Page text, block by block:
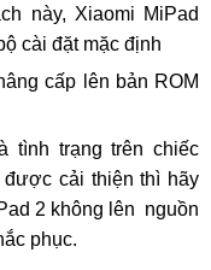
này, Xiaomi MiPad
cài đặt mặc định
cấp lên bản ROM
tình trạng trên chiếc
được cải thiện thì hãy
2 không lên nguồn
phục.